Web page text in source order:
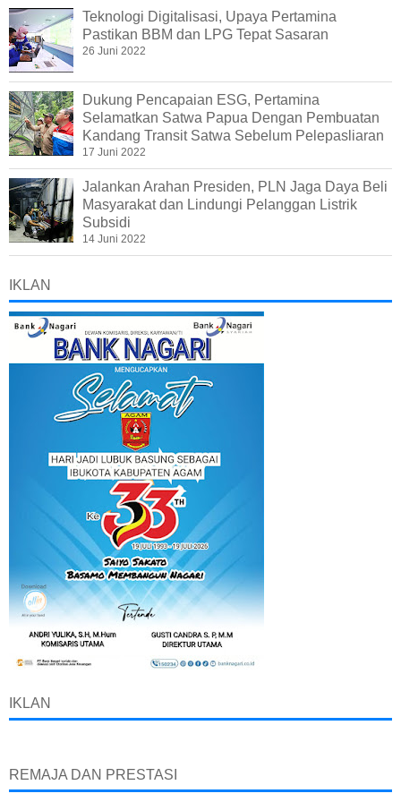
Teknologi Digitalisasi, Upaya Pertamina
Pastikan BBM dan LPG Tepat Sasaran
26 Juni 2022
Dukung Pencapaian ESG, Pertamina
Selamatkan Satwa Papua Dengan Pembuatan
Kandang Transit Satwa Sebelum Pelepasliaran
17 Juni 2022
Jalankan Arahan Presiden, PLN Jaga Daya Beli
Masyarakat dan Lindungi Pelanggan Listrik
Subsidi
14 Juni 2022
IKLAN
IKLAN
REMAJA DAN PRESTASI